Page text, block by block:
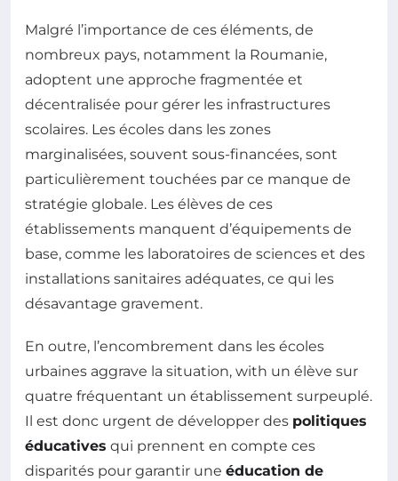
Malgré l’importance de ces éléments, de
nombreux pays, notamment la Roumanie,
adoptent une approche fragmentée et
décentralisée pour gérer les infrastructures
scolaires. Les écoles dans les zones
marginalisées, souvent sous-financées, sont
particulièrement touchées par ce manque de
stratégie globale. Les élèves de ces
établissements manquent d’équipements de
base, comme les laboratoires de sciences et des
installations sanitaires adéquates, ce qui les
désavantage gravement.
En outre, l’encombrement dans les écoles
urbaines aggrave la situation, with un élève sur
quatre fréquentant un établissement surpeuplé.
Il est donc urgent de développer des politiques
éducatives qui prennent en compte ces
disparités pour garantir une éducation de